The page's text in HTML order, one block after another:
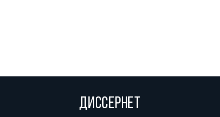
ДИССЕРНЕТ